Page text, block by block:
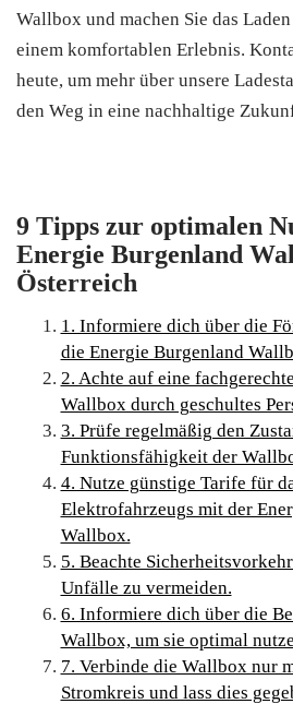
Wallbox und machen Sie das
einem komfortablen Erlebnis.
heute, um mehr über unsere
den Weg in eine nachhaltige
9 Tipps zur optimalen
Energie Burgenland
Österreich
1. Informiere dich über die
die Energie Burgenland
2. Achte auf eine
Wallbox durch geschultes
3. Prüfe regelmäßig den
Funktionsfähigkeit der
4. Nutze günstige Tarife für
Elektrofahrzeugs mit der
Wallbox.
5. Beachte
Unfälle zu vermeiden.
6. Informiere dich über die
Wallbox, um sie optimal
7. Verbinde die Wallbox nur
Stromkreis und lass dies